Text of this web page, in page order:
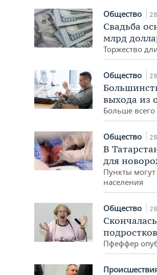
Общество
Свадьба
млрд
Торжество
Общество
выхода из
Больше
Общество
В
для
Пункты
населения
Общество
подростков
Пфеффер